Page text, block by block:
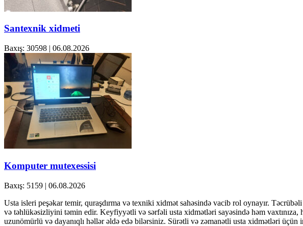
Santexnik xidmeti
Baxış: 30598 | 06.08.2026
Komputer mutexessisi
Baxış: 5159 | 06.08.2026
Usta isleri peşəkar temir, quraşdırma və texniki xidmət sahəsində vacib rol oynayır.
və təhlükəsizliyini təmin edir. Keyfiyyətli və sərfəli usta xidmətləri sayəsində həm vaxtınıza,
uzunömürlü və dayanıqlı həllər əldə edə bilərsiniz. Sürətli və zəmanətli usta xidmətləri üçün